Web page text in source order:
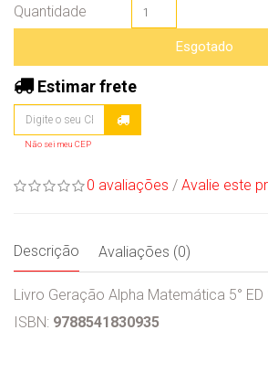
Quantidade
Esgotado
Estimar frete
Não sei meu CEP
0 avaliações / Avalie este
Descrição Avaliações (0)
Livro Geração Alpha Matemática 5° ED
ISBN: 9788541830935